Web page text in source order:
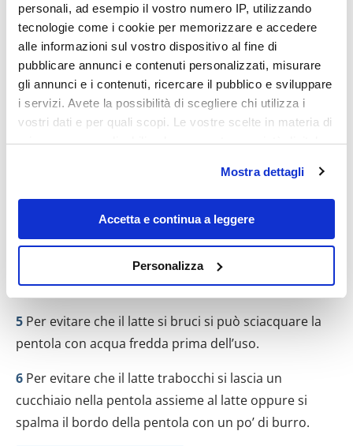
personali, ad esempio il vostro numero IP, utilizzando
tecnologie come i cookie per memorizzare e accedere
alle informazioni sul vostro dispositivo al fine di
pubblicare annunci e contenuti personalizzati, misurare
gli annunci e i contenuti, ricercare il pubblico e sviluppare
i servizi. Avete la possibilità di scegliere chi utilizza i
vostri dati e per quali scopi. Le vostre scelte in materia di
privacy sono applicabili solo su questa proprietà digitale
modificare o revocare il proprio consenso in qualsiasi
momento dalla Dichiarazione sui cookie o facendo clic
sull'icona di attivazione della privacy.
raccogliere informazioni sulla tua posizione
geografica, con un'approssimazione di qualche
metro,
Identificare il tuo dispositivo, scansionandolo
attivamente alla ricerca di caratteristiche specifiche
(impronte digitali).
Approfondisci come vengono elaborati i tuoi dati personali
e imposta le tue preferenze nella
sezione dettagli
modificare o ritirare il tuo consenso in qualsiasi momento
Mostra dettagli
Accetta e continua a leggere
Personalizza
Le salse preparate con lo yogurt al posto della
farina sono meno ricche di calorie.
5 Per evitare che il latte si bruci si può sciacquare la
pentola con acqua fredda prima dell’uso.
6 Per evitare che il latte trabocchi si lascia un
cucchiaio nella pentola assieme al latte oppure si
spalma il bordo della pentola con un po’ di burro.